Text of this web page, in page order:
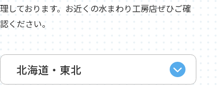
理しております。お近くの水まわり工房店ぜひご確
認ください。
北海道・東北